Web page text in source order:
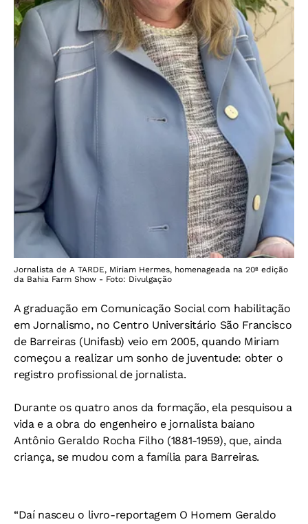
Jornalista de A TARDE, Miriam Hermes, homenageada na 20ª edição
da Bahia Farm Show - Foto: Divulgação
A graduação em Comunicação Social com habilitação
em Jornalismo, no Centro Universitário São Francisco
de Barreiras (Unifasb) veio em 2005, quando Miriam
começou a realizar um sonho de juventude: obter o
registro profissional de jornalista.
Durante os quatro anos da formação, ela pesquisou a
vida e a obra do engenheiro e jornalista baiano
Antônio Geraldo Rocha Filho (1881-1959), que, ainda
criança, se mudou com a família para Barreiras.
“Daí nasceu o livro-reportagem O Homem Geraldo